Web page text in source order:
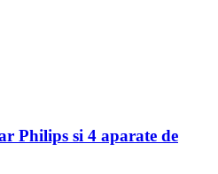
Philips si 4 aparate de